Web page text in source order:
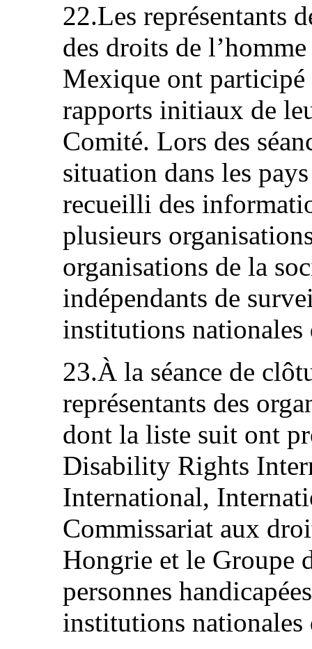
22.Les représentants
des droits de
Mexique ont participé
rapports initiaux de
Comité. Lors des
situation dans les
recueilli des
plusieurs
organisations de la
indépendants de
institutions nationales
23.À la séance de
représentants des
dont la liste suit ont
Disability Rights
International,
Commissariat aux
Hongrie et le Groupe
personnes
institutions nationales